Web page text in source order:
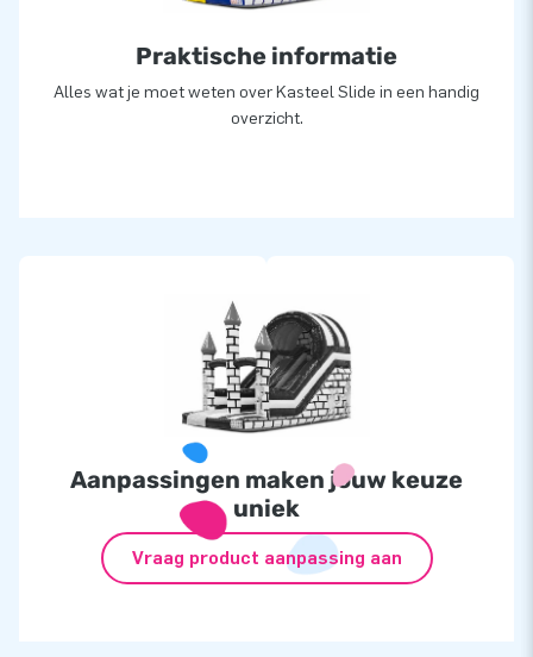
Praktische informatie
Alles wat je moet weten over Kasteel Slide in een handig
overzicht.
Aanpassingen maken jouw keuze
uniek
Vraag product aanpassing aan